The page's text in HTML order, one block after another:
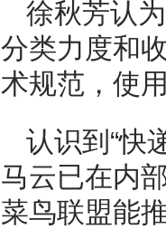
徐秋芳认
分类力度和
术规范，使
认识到“快
马云已在内
菜鸟联盟能